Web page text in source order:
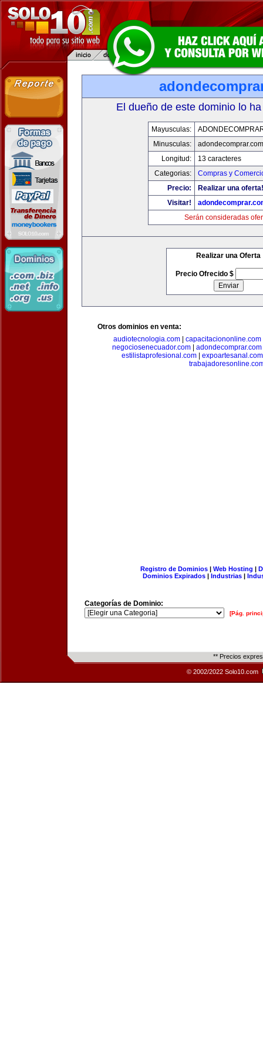
El dueño de este dominio lo
Mayusculas:
Minusculas:
adondecomprar.com
Longitud:
13 caracteres
Categorias:
Compras y
Precio:
Realizar una oferta!
Visitar!
Serán consideradas
Realizar una Oferta
Precio Ofrecido $
Otros dominios en venta:
audiotecnologia.com
capacitaciononline.com
negociosenecuador.com| adondecomprar.com
estilistaprofesional.com
expoartesanal.com
Registro de Dominios| Web Hosting |
Dominios Expirados | Industrias |
Categorías de Dominio:
[Pág.
** Precios
© 2002/2022 Solo10.com